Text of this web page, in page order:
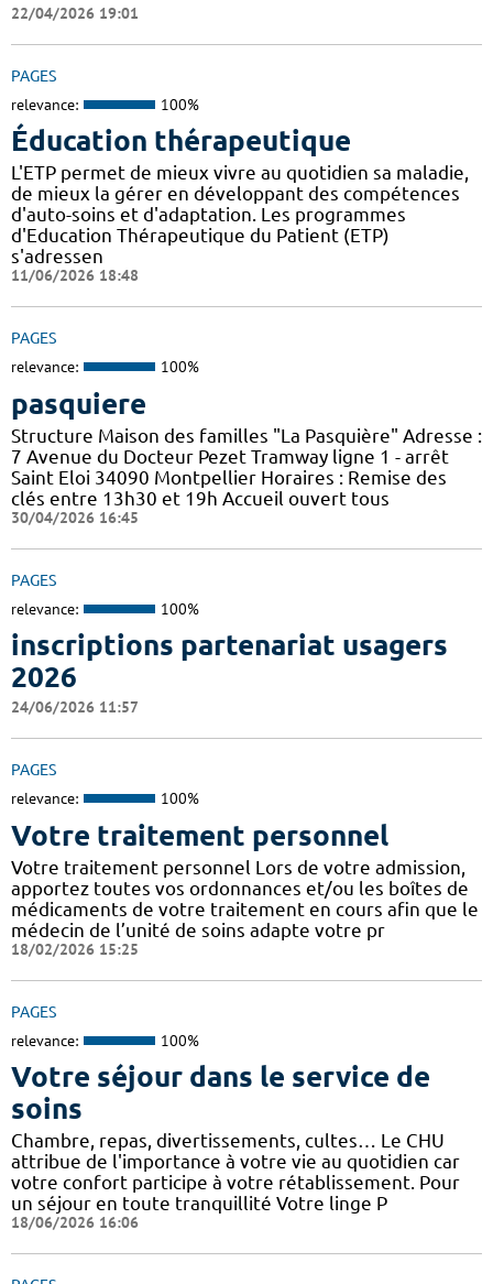
22/04/2026 19:01
PAGES
relevance: 100%
Éducation thérapeutique
L'ETP permet de mieux vivre au quotidien sa maladie,
de mieux la gérer en développant des compétences
d'auto-soins et d'adaptation. Les programmes
d'Education Thérapeutique du Patient (ETP)
s'adressen
11/06/2026 18:48
PAGES
relevance: 100%
pasquiere
Structure Maison des familles "La Pasquière" Adresse :
7 Avenue du Docteur Pezet Tramway ligne 1 - arrêt
Saint Eloi 34090 Montpellier Horaires : Remise des
clés entre 13h30 et 19h Accueil ouvert tous
30/04/2026 16:45
PAGES
relevance: 100%
inscriptions partenariat usagers
2026
24/06/2026 11:57
PAGES
relevance: 100%
Votre traitement personnel
Votre traitement personnel Lors de votre admission,
apportez toutes vos ordonnances et/ou les boîtes de
médicaments de votre traitement en cours afin que le
médecin de l’unité de soins adapte votre pr
18/02/2026 15:25
PAGES
relevance: 100%
Votre séjour dans le service de
soins
Chambre, repas, divertissements, cultes… Le CHU
attribue de l'importance à votre vie au quotidien car
votre confort participe à votre rétablissement. Pour
un séjour en toute tranquillité Votre linge P
18/06/2026 16:06